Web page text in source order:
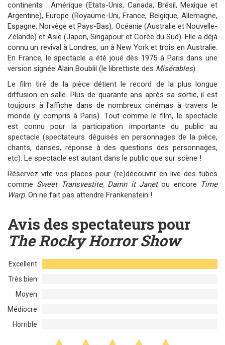
continents : Amérique (Etats-Unis, Canada, Brésil, Mexique et
Argentine), Europe (Royaume-Uni, France, Belgique, Allemagne,
Espagne, Norvège et Pays-Bas), Océanie (Australie et Nouvelle-
Zélande) et Asie (Japon, Singapour et Corée du Sud). Elle a déjà
connu un revival à Londres, un à New York et trois en Australie.
En France, le spectacle a été joué dès 1975 à Paris dans une
version signée Alain Boublil (le librettiste des Misérables).
Le film tiré de la pièce détient le record de la plus longue
diffusion en salle. Plus de quarante ans après sa sortie, il est
toujours à l'affiche dans de nombreux cinémas à travers le
monde (y compris à Paris). Tout comme le film, le spectacle
est connu pour la participation importante du public au
spectacle (spectateurs déguisés en personnages de la pièce,
chants, danses, réponse à des questions des personnages,
etc). Le spectacle est autant dans le public que sur scène !
Réservez vite vos places pour (re)découvrir en live des tubes
comme Sweet Transvestite, Damn it Janetou encore
Time
Warp. On ne fait pas attendre Frankenstein !
Avis des spectateurs pour
The Rocky Horror Show
Excellent
Très bien
Moyen
Médiocre
Horrible